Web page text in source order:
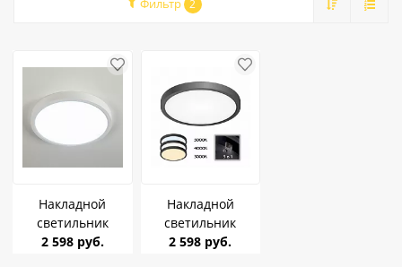
Фильтр 2
Накладной
светильник
CITILUX CL738180V
2 598 руб.
Накладной
светильник
CITILUX CL738181V
2 598 руб.